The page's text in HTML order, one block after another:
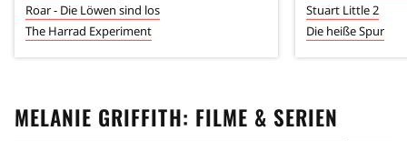
Roar - Die Löwen sind los
The Harrad Experiment
Stuart Little 2
Die heiße Spur
MELANIE GRIFFITH: FILME & SERIEN